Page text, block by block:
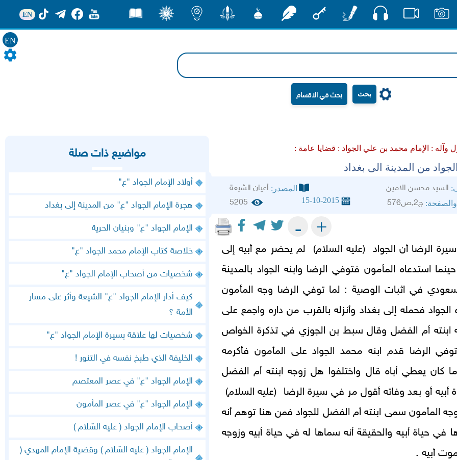
EN
EN
بحث
وآله : الإمام محمد بن علي الجواد : قضايا عامة :
من المدينة الى بغداد
السيد محسن الامين المصدر: أعيان الشيعة
والصفحة: ج2,ص576 15-10-2015
5205
+
-
الرضا أن الجواد (عليه السلام) لم يحضر مع أبيه إلى
استدعاه المأمون فتوفي الرضا وابنه الجواد بالمدينة
في اثبات الوصية : لما توفي الرضا وجه المأمون
الجواد فحمله إلى بغداد وأنزله بالقرب من داره واجمع على
ابنته أم الفضل وقال سبط بن الجوزي في تذكرة الخواص
توفي الرضا قدم ابنه محمد الجواد على المأمون فأكرمه
كان يعطي أباه قال واختلفوا هل زوجه ابنته أم الفضل
أبيه أو بعد وفاته أقول مر في سيرة الرضا (عليه السلام)
المأمون سمى ابنته أم الفضل للجواد فمن هنا توهم أنه
في حياة أبيه والحقيقة أنه سماها له في حياة أبيه وزوجه
أبيه .
مواضيع ذات صلة
أولاد الإمام الجواد "ع"
هجرة الإمام الجواد "ع" من المدينة إلى بغداد
الإمام الجواد "ع" وبنيان الحرية
خلاصة كتاب الإمام محمد الجواد "ع"
شخصيات من أصحاب الإمام الجواد "ع"
كيف أدار الإمام الجواد "ع" الشيعة وأثر على مسار
الأمة ؟
شخصيات لها علاقة بسيرة الإمام الجواد "ع"
الخليفة الذي طبخ نفسه في التنور !
الإمام الجواد "ع" في عصر المعتصم
الإمام الجواد "ع" في عصر المأمون
أصحاب الإمام الجواد ( عليه السّلام )
الإمام الجواد ( عليه السّلام ) وقضية الإمام المهدي (